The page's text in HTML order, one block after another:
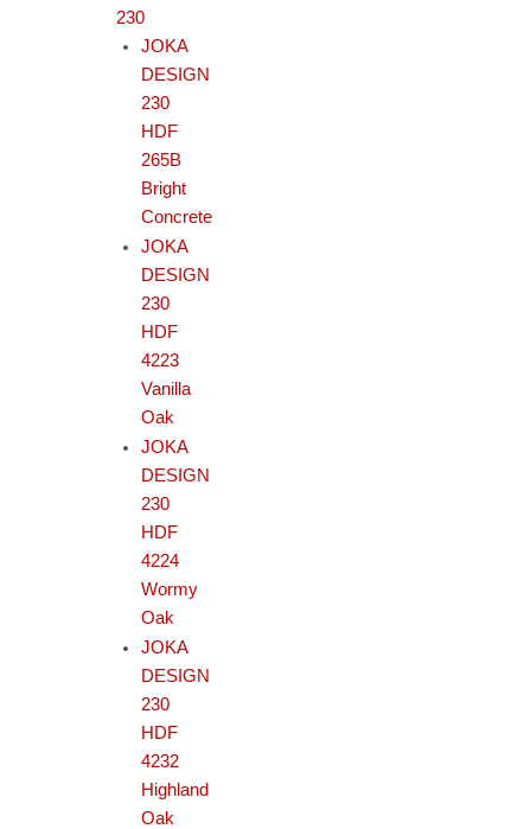
230
JOKA
DESIGN
230
HDF
265B
Bright
Concrete
JOKA
DESIGN
230
HDF
4223
Vanilla
Oak
JOKA
DESIGN
230
HDF
4224
Wormy
Oak
JOKA
DESIGN
230
HDF
4232
Highland
Oak